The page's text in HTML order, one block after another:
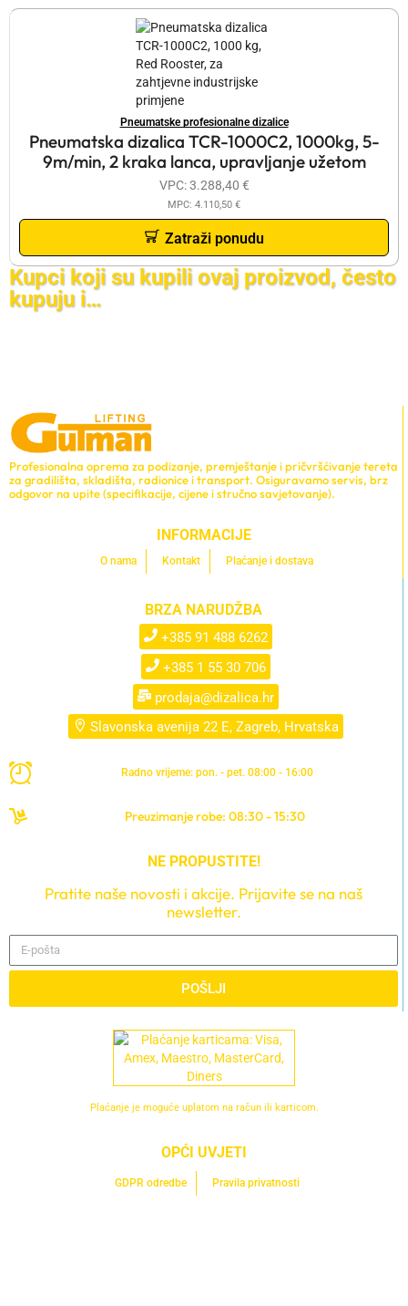
Pneumatske profesionalne dizalice
Pneumatska dizalica TCR-1000C2, 1000kg, 5-
9m/min, 2 kraka lanca, upravljanje užetom
VPC:3.288,40 €
MPC: 4.110,50 €
Zatraži ponudu
Kupci koji su kupili ovaj proizvod, često
kupuju i…
Profesionalna oprema za podizanje, premještanje i pričvršćivanje tereta
za gradilišta, skladišta, radionice i transport. Osiguravamo servis, brz
odgovor na upite (specifikacije, cijene i stručno savjetovanje).
INFORMACIJE
O nama Kontakt Plaćanje i dostava
BRZA NARUDŽBA
+385 91 488 6262
+385 1 55 30 706
prodaja@dizalica.hr
Slavonska avenija 22 E, Zagreb, Hrvatska
Radno vrijeme: pon. - pet. 08:00 - 16:00
Preuzimanje robe: 08:30 - 15:30
NE PROPUSTITE!
Pratite naše novosti i akcije. Prijavite se na naš
newsletter.
POŠLJI
Plaćanje je moguće uplatom na račun ili karticom.
OPĆI UVJETI
GDPR odredbe Pravila privatnosti